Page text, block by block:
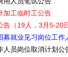
加工临时工公告
告（19人，3月5-20
就业见习岗位工
人员岗位取消计划公